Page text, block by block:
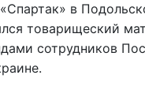
в
товарищеский
сотрудников